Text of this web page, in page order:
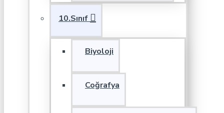
10.Sınıf
Biyoloji
Coğrafya